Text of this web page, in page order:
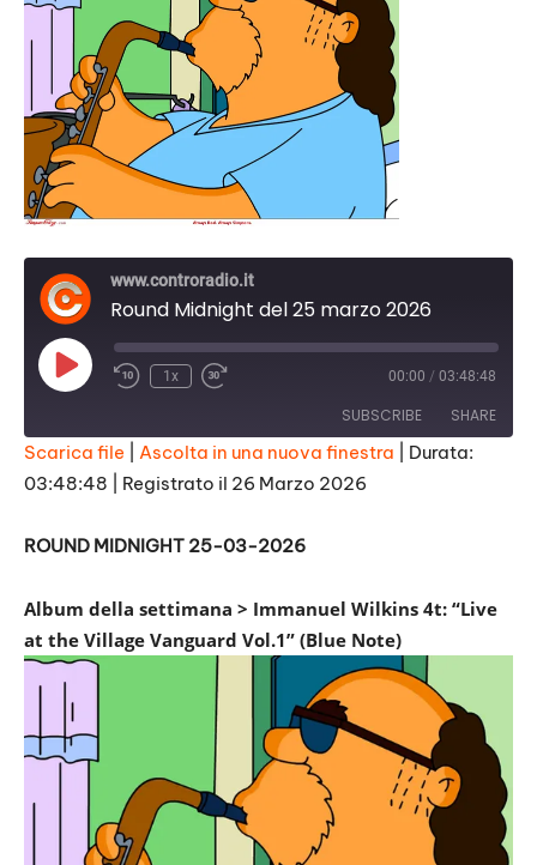
www.controradio.it
Round Midnight del 25 marzo 2026
Play
Episode
1x 00:00 / 03:48:48
SUBSCRIBE SHARE
SHARE
LINK
Scarica file Ascolta in una nuova finestra
Durata:
03:48:48
Registrato il 26 Marzo 2026
ROUND MIDNIGHT 25-03-2026
Album della settimana > Immanuel Wilkins 4t: “Live
at the Village Vanguard Vol.1” (Blue Note)